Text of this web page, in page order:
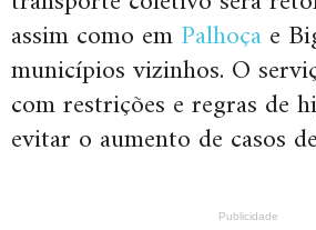
assim como emPalhoçae
municípios vizinhos. O
com restrições e regras de
evitar o aumento de casos
Publicidade